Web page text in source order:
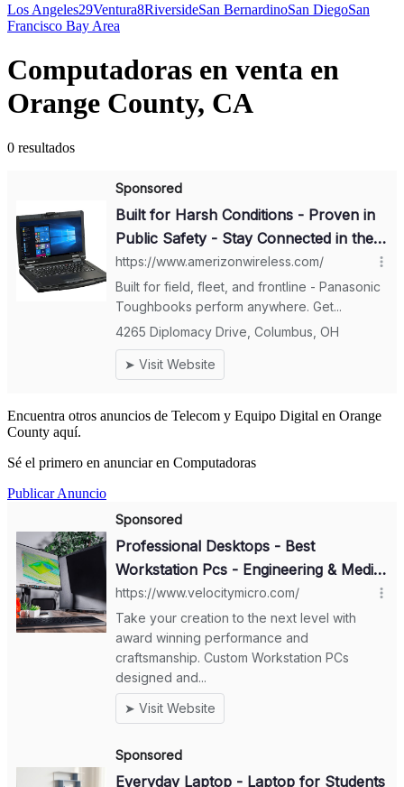
Los Angeles29Ventura8RiversideSan BernardinoSan DiegoSan
Francisco Bay Area
Computadoras en venta en
Orange County, CA
0 resultados
Encuentra otros anuncios de Telecom y Equipo Digital en Orange
County aquí.
Sé el primero en anunciar en Computadoras
Publicar Anuncio